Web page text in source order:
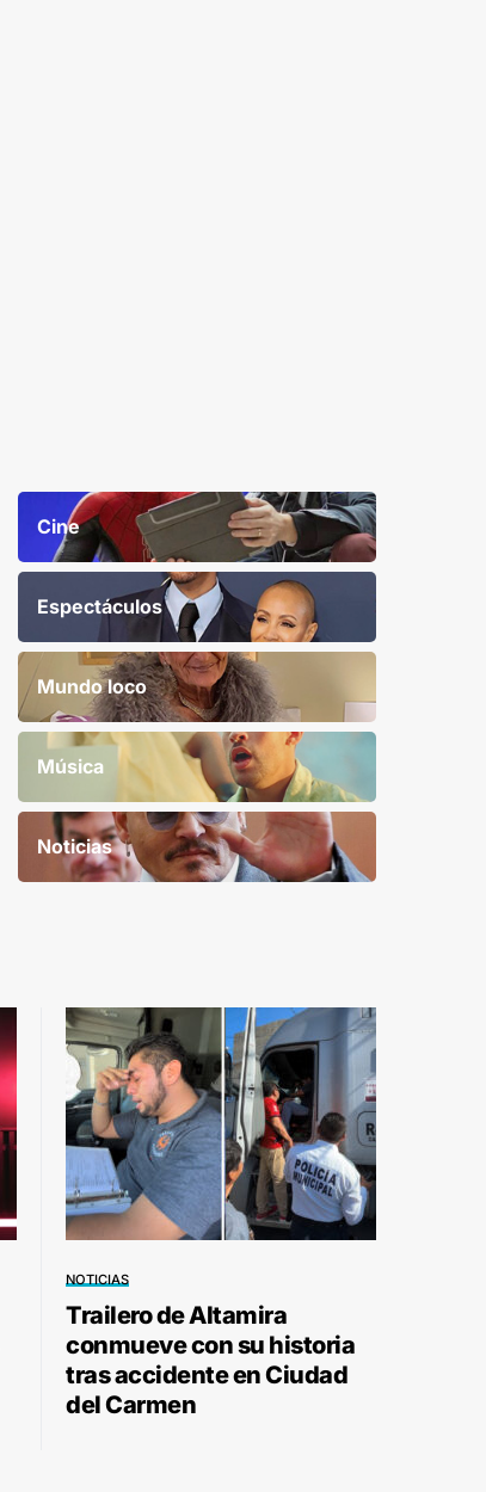
Cine
Espectáculos
Mundo loco
Música
Noticias
NOTICIAS
Trailero de Altamira
conmueve con su historia
tras accidente en Ciudad
del Carmen